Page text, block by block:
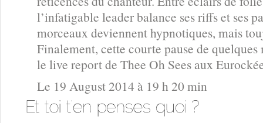
l’infatigable leader balance ses riffs et ses
morceaux deviennent hypnotiques, mais
Finalement, cette courte pause de
le live report de Thee Oh Sees aux
Le 19 August 2014 à 19 h 20 min